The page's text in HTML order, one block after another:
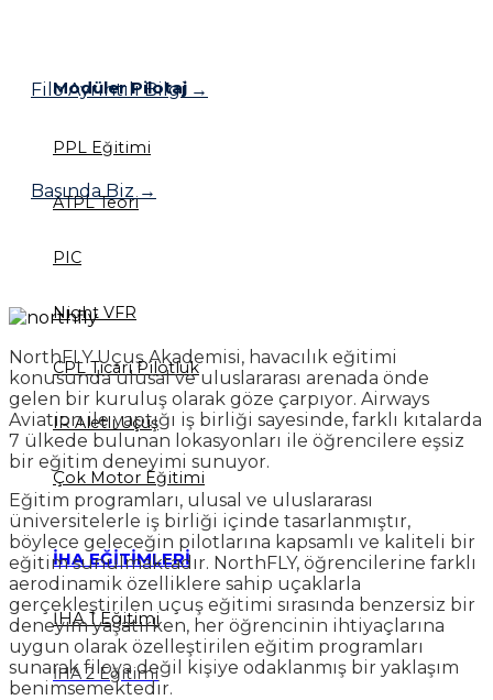
Modüler Pilotaj
PPL Eğitimi
ATPL Teori
PIC
Night VFR
CPL Ticari Pilotluk
IR Aletli Uçuş
Çok Motor Eğitimi
İHA EĞİTİMLERİ
İHA 1 Eğitimi
İHA 2 Eğitimi
Filo Ayrıntılı Bilgi →
Basında Biz →
NorthFLY Uçuş Akademisi, havacılık eğitimi
konusunda ulusal ve uluslararası arenada önde
gelen bir kuruluş olarak göze çarpıyor. Airways
Aviation ile yaptığı iş birliği sayesinde, farklı kıtalarda
7 ülkede bulunan lokasyonları ile öğrencilere eşsiz
bir eğitim deneyimi sunuyor.
Eğitim programları, ulusal ve uluslararası
üniversitelerle iş birliği içinde tasarlanmıştır,
böylece geleceğin pilotlarına kapsamlı ve kaliteli bir
eğitim sunulmaktadır. NorthFLY, öğrencilerine farklı
aerodinamik özelliklere sahip uçaklarla
gerçekleştirilen uçuş eğitimi sırasında benzersiz bir
deneyim yaşatırken, her öğrencinin ihtiyaçlarına
uygun olarak özelleştirilen eğitim programları
sunarak filoya değil kişiye odaklanmış bir yaklaşım
benimsemektedir.